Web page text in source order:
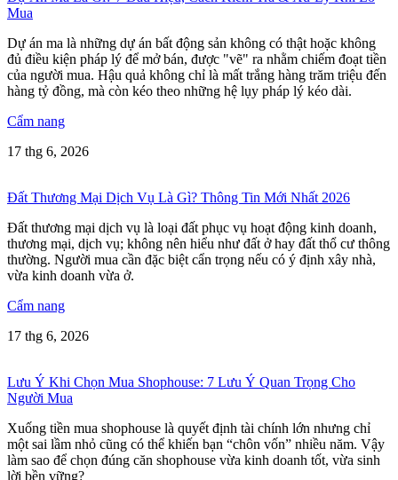
Mua
Dự án ma là những dự án bất động sản không có thật hoặc không
đủ điều kiện pháp lý để mở bán, được "vẽ" ra nhằm chiếm đoạt tiền
của người mua. Hậu quả không chỉ là mất trắng hàng trăm triệu đến
hàng tỷ đồng, mà còn kéo theo những hệ lụy pháp lý kéo dài.
Cẩm nang
17 thg 6, 2026
Đất Thương Mại Dịch Vụ Là Gì? Thông Tin Mới Nhất 2026
Đất thương mại dịch vụ là loại đất phục vụ hoạt động kinh doanh,
thương mại, dịch vụ; không nên hiểu như đất ở hay đất thổ cư thông
thường. Người mua cần đặc biệt cẩn trọng nếu có ý định xây nhà,
vừa kinh doanh vừa ở.
Cẩm nang
17 thg 6, 2026
Lưu Ý Khi Chọn Mua Shophouse: 7 Lưu Ý Quan Trọng Cho
Người Mua
Xuống tiền mua shophouse là quyết định tài chính lớn nhưng chỉ
một sai lầm nhỏ cũng có thể khiến bạn “chôn vốn” nhiều năm. Vậy
làm sao để chọn đúng căn shophouse vừa kinh doanh tốt, vừa sinh
lời bền vững?